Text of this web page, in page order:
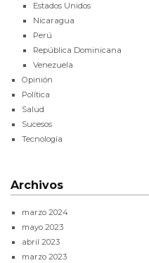
Estados Unidos
Nicaragua
Perú
República Dominicana
Venezuela
Opinión
Política
Salud
Sucesos
Tecnología
Archivos
marzo 2024
mayo 2023
abril 2023
marzo 2023